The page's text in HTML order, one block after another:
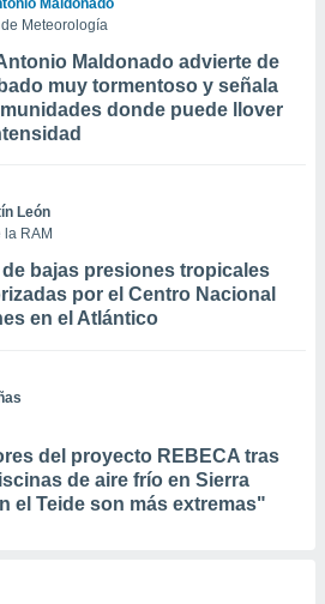
Meteorología
Maldonado advierte de
muy tormentoso y señala
donde puede llover
León
RAM
bajas presiones tropicales
por el Centro Nacional
en el Atlántico
del proyecto REBECA tras
de aire frío en Sierra
el Teide son más extremas"